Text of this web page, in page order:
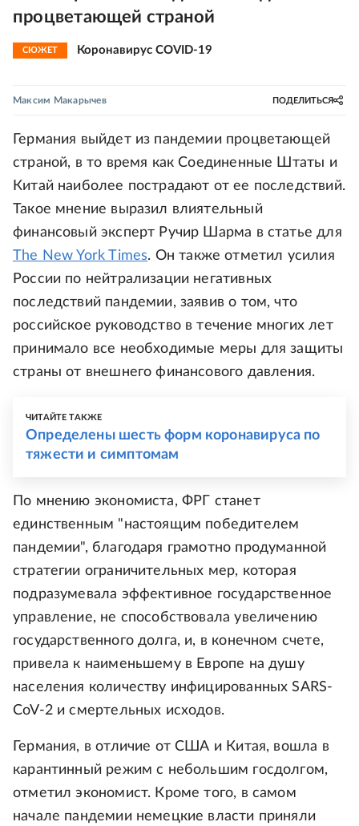
процветающей страной
СЮЖЕТ Коронавирус COVID-19
Максим Макарычев ПОДЕЛИТЬСЯ
Германия выйдет из пандемии процветающей
страной, в то время как Соединенные Штаты и
Китай наиболее пострадают от ее последствий.
Такое мнение выразил влиятельный
финансовый эксперт Ручир Шарма в статье для
The New York Times. Он также отметил усилия
России по нейтрализации негативных
последствий пандемии, заявив о том, что
российское руководство в течение многих лет
принимало все необходимые меры для защиты
страны от внешнего финансового давления.
ЧИТАЙТЕ ТАКЖЕ
Определены шесть форм коронавируса по
тяжести и симптомам
По мнению экономиста, ФРГ станет
единственным "настоящим победителем
пандемии", благодаря грамотно продуманной
стратегии ограничительных мер, которая
подразумевала эффективное государственное
управление, не способствовала увеличению
государственного долга, и, в конечном счете,
привела к наименьшему в Европе на душу
населения количеству инфицированных SARS-
CoV-2 и смертельных исходов.
Германия, в отличие от США и Китая, вошла в
карантинный режим с небольшим госдолгом,
отметил экономист. Кроме того, в самом
начале пандемии немецкие власти приняли